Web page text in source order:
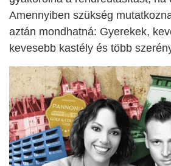
Amennyiben szükség
aztán mondhatná: Gyerekek,
kevesebb kastély és több